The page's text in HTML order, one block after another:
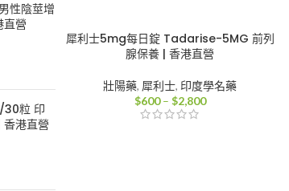
性陰莖增
直營
粒 印
港直營
犀利士5mg每日錠 Tadarise-5MG 前列
腺保養 | 香港直營
壯陽藥, 犀利士, 印度學名藥
$600 – $2,800價